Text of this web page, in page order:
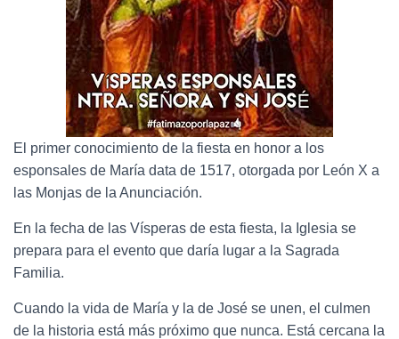
El primer conocimiento de la fiesta en honor a los
esponsales de María data de 1517, otorgada por León X a
las Monjas de la Anunciación.
En la fecha de las Vísperas de esta fiesta, la Iglesia se
prepara para el evento que daría lugar a la Sagrada
Familia.
Cuando la vida de María y la de José se unen, el culmen
de la historia está más próximo que nunca. Está cercana la